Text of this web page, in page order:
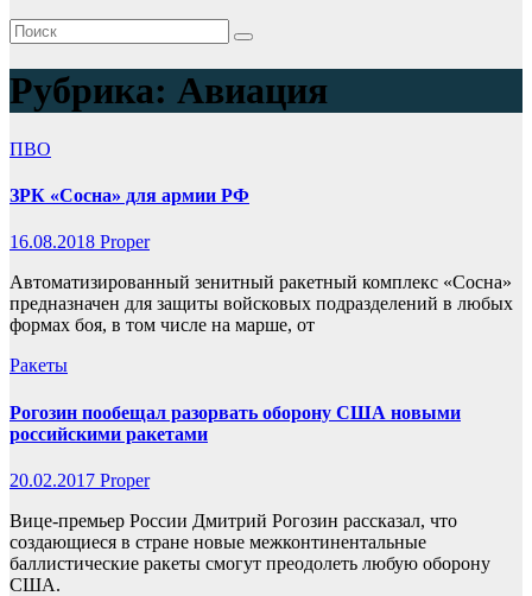
Рубрика: Авиация
ПВО
ЗРК «Сосна» для армии РФ
16.08.2018 Proper
Автоматизированный зенитный ракетный комплекс «Сосна»
предназначен для защиты войсковых подразделений в любых
формах боя, в том числе на марше, от
Ракеты
Рогозин пообещал разорвать оборону США новыми
российскими ракетами
20.02.2017 Proper
Вице-премьер России Дмитрий Рогозин рассказал, что
создающиеся в стране новые межконтинентальные
баллистические ракеты смогут преодолеть любую оборону
США.